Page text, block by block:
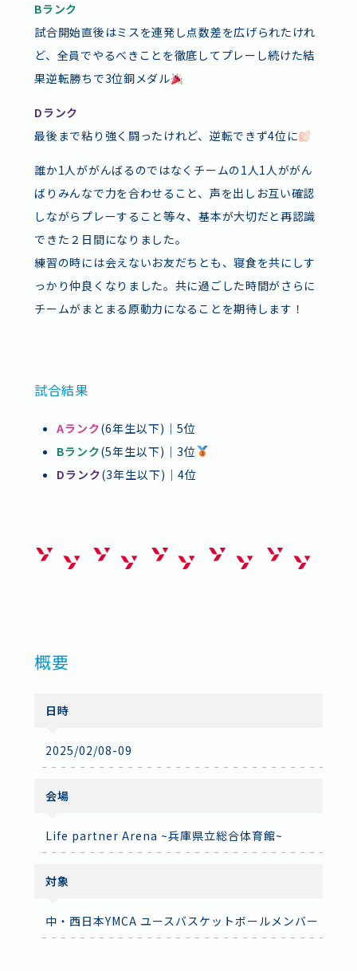
よくあるご質問 スタッフ採用
ボランティア
施設情報・アクセス
Bランク
試合開始直後はミスを連発し点数差を広げられたけれ
ど、全員でやるべきことを徹底してプレーし続けた結
果逆転勝ちで3位銅メダル
Dランク
最後まで粘り強く闘ったけれど、逆転できず4位に
誰か1人ががんばるのではなくチームの1人1人ががん
ばりみんなで力を合わせること、声を出しお互い確認
しながらプレーすること等々、基本が大切だと再認識
できた２日間になりました。
練習の時には会えないお友だちとも、寝食を共にしす
っかり仲良くなりました。共に過ごした時間がさらに
チームがまとまる原動力になることを期待します！
試合結果
Aランク(6年生以下)｜5位
Bランク(5年生以下)｜3位
Dランク(3年生以下)｜4位
概要
日時
2025/02/08-09
会場
Life partner Arena ~兵庫県立総合体育館~
対象
中・西日本YMCA ユースバスケットボールメンバー